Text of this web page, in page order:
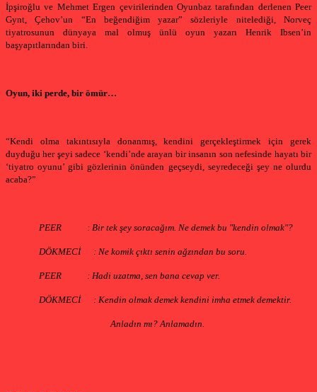
İpşiroğlu ve Mehmet Ergen çevirilerinden Oyunbaz tarafından derlenen Peer
Gynt,
Çehov’un “En beğendiğim yazar” sözleriyle nitelediği, Norveç
tiyatrosunun dünyaya mal olmuş ünlü oyun yazarı Henrik Ibsen’in
başyapıtlarından biri.
Oyun, iki perde, bir ömür…
“Kendi olma takıntısıyla donanmış, kendini gerçekleştirmek için gerek
duyduğu her şeyi sadece ‘kendi’nde arayan bir insanın son nefesinde hayatı bir
‘tiyatro oyunu’ gibi gözlerinin önünden geçseydi, seyredeceği şey ne olurdu
acaba?”
PEER : Bir tek şey soracağım. Ne demek bu "kendin olmak"?
DÖKMECİ : Ne komik çıktı senin ağzından bu soru.
PEER : Hadi uzatma, sen bana cevap ver.
DÖKMECİ : Kendin olmak demek kendini imha etmek demektir.
Anladın mı? Anlamadın.